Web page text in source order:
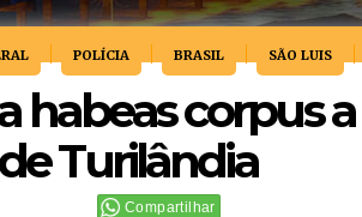
POLÍCIA BRASIL SÃO LUIS
habeas corpus
Turilândia
Compartilhar